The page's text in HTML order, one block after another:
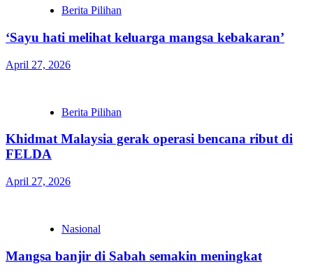
Berita Pilihan
‘Sayu hati melihat keluarga mangsa kebakaran’
April 27, 2026
Berita Pilihan
Khidmat Malaysia gerak operasi bencana ribut di
FELDA
April 27, 2026
Nasional
Mangsa banjir di Sabah semakin meningkat